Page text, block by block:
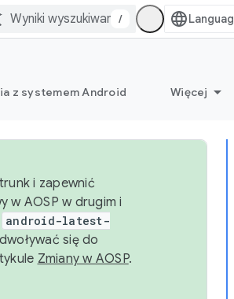
/
z systemem Android Więcej
i zapewnić
w AOSP w drugim i
android-latest-
się do
Zmiany w AOSP.